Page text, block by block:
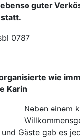
guter
wie
Karin
Neben einem
Gäste gab es